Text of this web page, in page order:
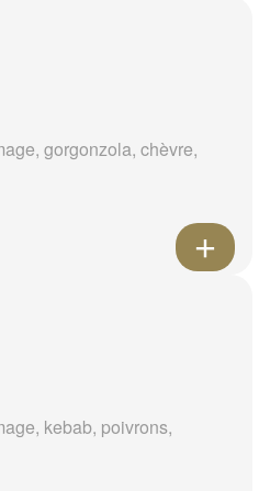
gorgonzola, chèvre,
kebab, poivrons,